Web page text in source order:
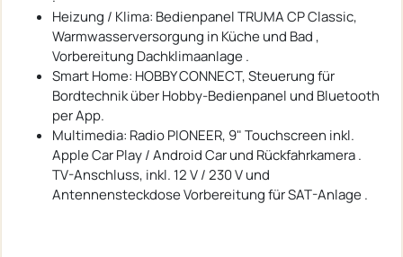
Heizung / Klima: Bedienpanel TRUMA CP Classic,
Warmwasserversorgung in Küche und Bad ,
Vorbereitung Dachklimaanlage .
Smart Home: HOBBY CONNECT, Steuerung für
Bordtechnik über Hobby-Bedienpanel und Bluetooth
per App.
Multimedia: Radio PIONEER, 9" Touchscreen inkl.
Apple Car Play / Android Car und Rückfahrkamera .
TV-Anschluss, inkl. 12 V / 230 V und
Antennensteckdose Vorbereitung für SAT-Anlage .